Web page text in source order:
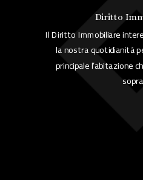
Diritto
Il Diritto Immobiliare
la nostra quotidianità
principale l’abitazione